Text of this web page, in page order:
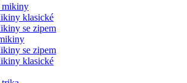
mikiny
klasické
se zipem
se zipem
klasické